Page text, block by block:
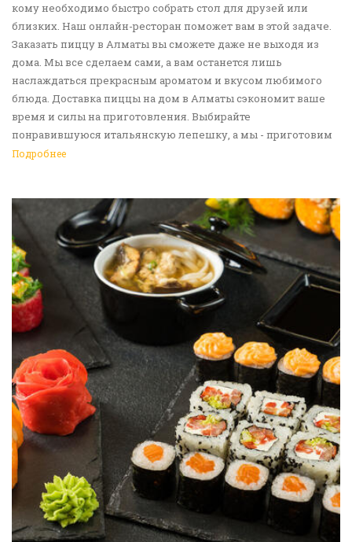
кому необходимо быстро собрать стол для друзей или
близких. Наш онлайн-ресторан поможет вам в этой задаче.
Заказать пиццу в Алматы вы сможете даже не выходя из
дома. Мы все сделаем сами, а вам останется лишь
наслаждаться прекрасным ароматом и вкусом любимого
блюда. Доставка пиццы на дом в Алматы сэкономит ваше
время и силы на приготовления. Выбирайте
понравившуюся итальянскую лепешку, а мы - приготовим
ее в лучших традициях. Доставка еды в Алматы -
Подробнее